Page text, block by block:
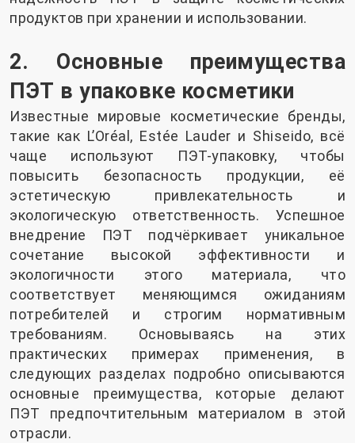
продуктов при хранении и использовании.
2. Основные преимущества
ПЭТ в упаковке косметики
Известные мировые косметические бренды,
такие как L’Oréal, Estée Lauder и Shiseido, всё
чаще используют ПЭТ-упаковку, чтобы
повысить безопасность продукции, её
эстетическую привлекательность и
экологическую ответственность. Успешное
внедрение ПЭТ подчёркивает уникальное
сочетание высокой эффективности и
экологичности этого материала, что
соответствует меняющимся ожиданиям
потребителей и строгим нормативным
требованиям. Основываясь на этих
практических примерах применения, в
следующих разделах подробно описываются
основные преимущества, которые делают
ПЭТ предпочтительным материалом в этой
отрасли.